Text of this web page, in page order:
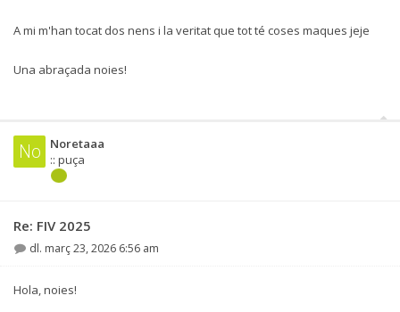
A mi m'han tocat dos nens i la veritat que tot té coses maques jeje
Una abraçada noies!
No
Noretaaa
:: puça
Re: FIV 2025
dl. març 23, 2026 6:56 am
Hola, noies!